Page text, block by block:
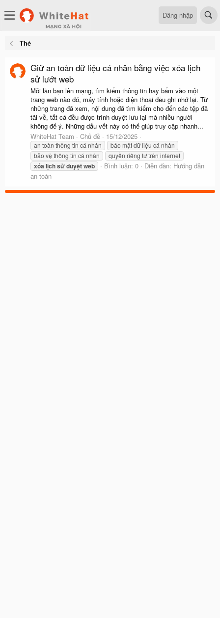
Đăng nhập
Thẻ
Giữ an toàn dữ liệu cá nhân bằng việc xóa lịch
sử lướt web
Mỗi lần bạn lên mạng, tìm kiếm thông tin hay bấm vào một
trang web nào đó, máy tính hoặc điện thoại đều ghi nhớ lại. Từ
những trang đã xem, nội dung đã tìm kiếm cho đến các tệp đã
tải về, tất cả đều được trình duyệt lưu lại mà nhiều người
không để ý. Những dấu vết này có thể giúp truy cập nhanh...
WhiteHat Team
Chủ đề 15/12/2025
an toàn thông tin cá nhân
bảo mật dữ liệu cá nhân
bảo vệ thông tin cá nhân
quyền riêng tư trên internet
xóa lịchsửduyệtweb Bình luận: 0 Diễn đàn: Hướng dẫn
an toàn